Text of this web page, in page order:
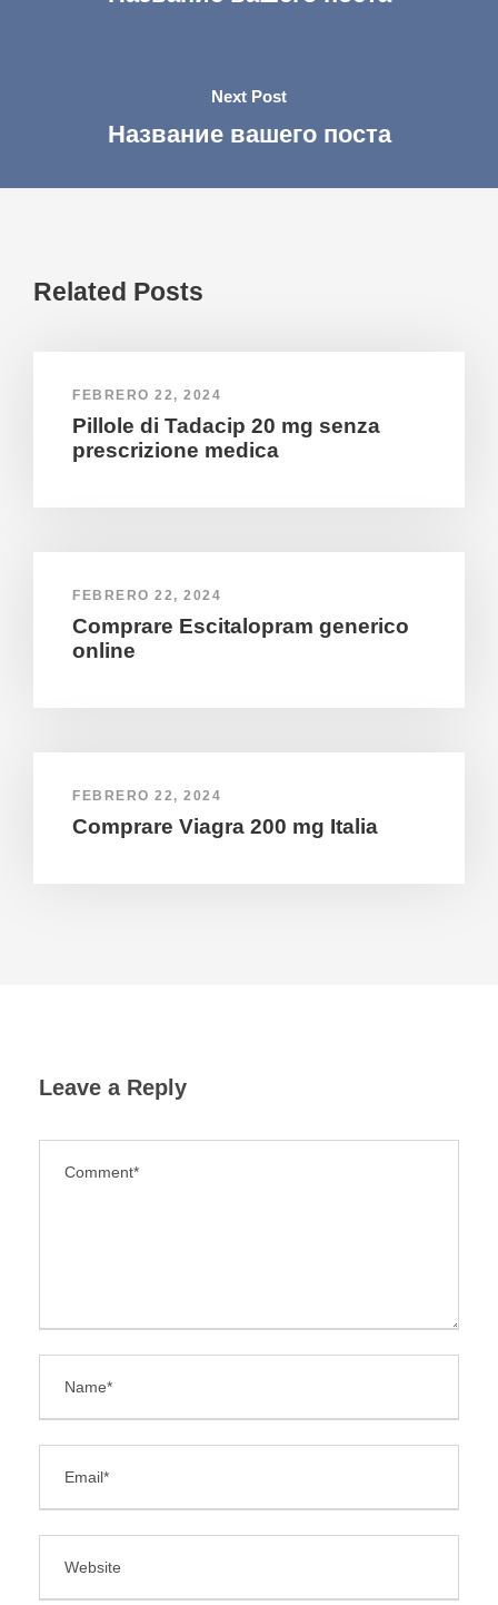
Next Post
Название вашего поста
Related Posts
FEBRERO 22, 2024
Pillole di Tadacip 20 mg senza
prescrizione medica
FEBRERO 22, 2024
Comprare Escitalopram generico
online
FEBRERO 22, 2024
Comprare Viagra 200 mg Italia
Leave a Reply